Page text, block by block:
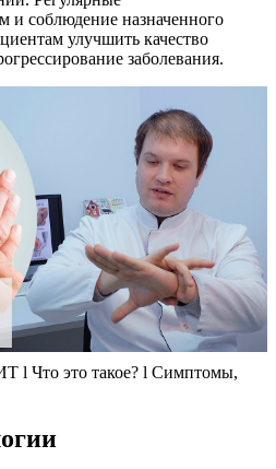
и соблюдение назначенного
улучшить качество
заболевания.
это такое? l Симптомы,